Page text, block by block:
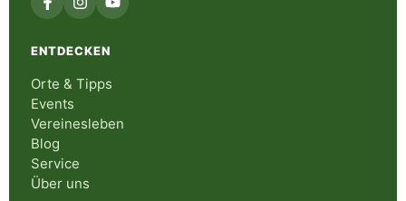
ENTDECKEN
Orte & Tipps
Events
Vereinesleben
Blog
Service
Über uns